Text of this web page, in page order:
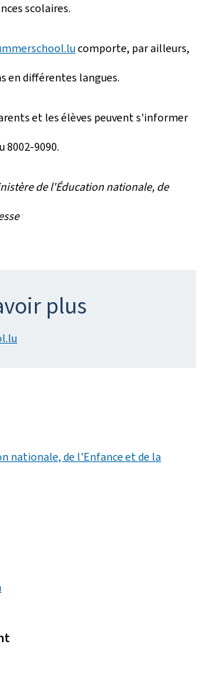
scolaires.
.lucomporte, par ailleurs,
en différentes langues.
et les élèves peuvent s'informer
8002-9090.
de l'Éducation nationale, de
plus
nationale, de l'Enfance et de la